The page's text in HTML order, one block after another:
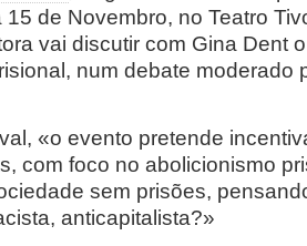
15 de Novembro, no Teatro
vai discutir com Gina Dent
num debate moderado
«o evento pretende
com foco no abolicionismo
sem prisões,
anticapitalista?»